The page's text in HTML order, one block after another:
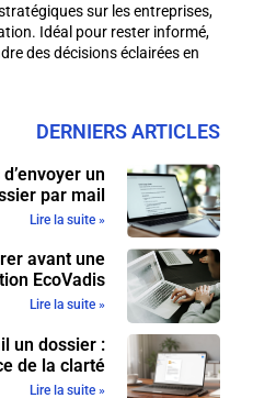
sur les entreprises,
Idéal pour rester informé,
des décisions éclairées en
DERNIERS ARTICLES
un
par mail
Lire la suite »
avant une
EcoVadis
Lire la suite »
un dossier :
de la clarté
Lire la suite »